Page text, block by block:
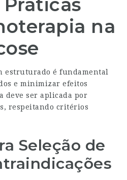
na
estruturado é fundamental
e minimizar efeitos
deve ser aplicada por
respeitando critérios
Seleção de